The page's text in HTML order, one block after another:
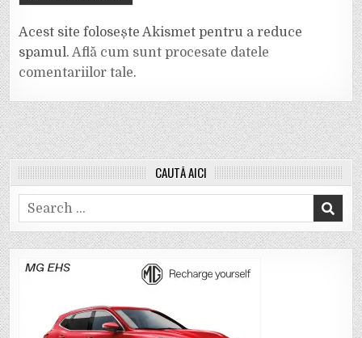
Acest site folosește Akismet pentru a reduce
spamul.Află cum sunt procesate datele
comentariilor tale.
CAUTĂ AICI
Search
for: